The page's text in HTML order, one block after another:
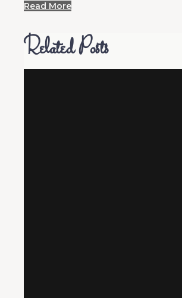
Read More
Related Posts